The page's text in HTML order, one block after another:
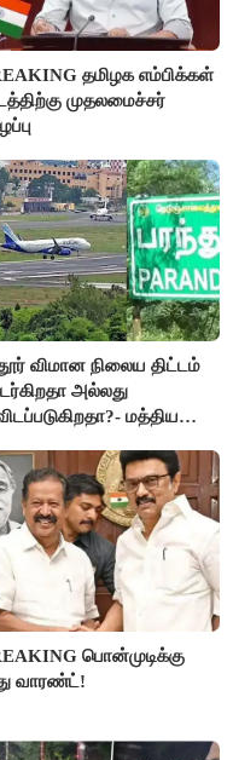
தமிழக எம்பிக்கள்
முதலமைச்சர்
விமான நிலைய திட்டம்
அல்லது
மத்திய
பொன்முடிக்கு
வாரண்ட்!